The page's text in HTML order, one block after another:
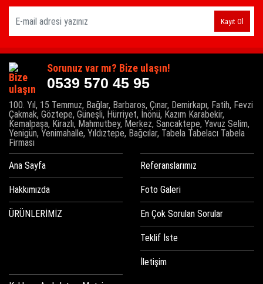
Kayıt Ol
Sorunuz var mı? Bize ulaşın!
0539 570 45 95
100. Yıl, 15 Temmuz, Bağlar, Barbaros, Çınar, Demirkapı, Fatih, Fevzi
Çakmak, Göztepe, Güneşli, Hürriyet, İnönü, Kazım Karabekir,
Kemalpaşa, Kirazlı, Mahmutbey, Merkez, Sancaktepe, Yavuz Selim,
Yenigün, Yenimahalle, Yıldıztepe, Bağcılar, Tabela Tabelacı Tabela
Firması
Ana Sayfa
Hakkımızda
ÜRÜNLERİMİZ
Referanslarımız
Foto Galeri
En Çok Sorulan Sorular
Teklif İste
İletişim